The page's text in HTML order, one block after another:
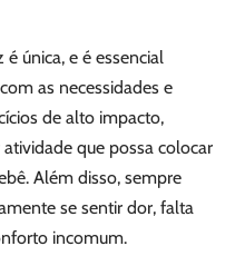
única, e é essencial
as necessidades e
de alto impacto,
que possa colocar
Além disso, sempre
se sentir dor, falta
incomum.